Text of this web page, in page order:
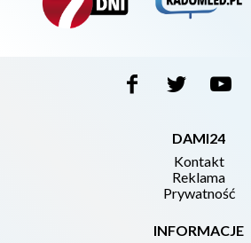
DAMI24
Kontakt
Reklama
Prywatność
INFORMACJE